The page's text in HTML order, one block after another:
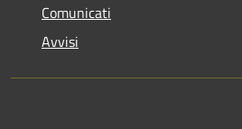
Comunicati
Avvisi